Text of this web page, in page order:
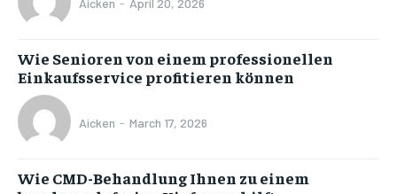
Aicken - April 20, 2026
Wie Senioren von einem professionellen
Einkaufsservice profitieren können
Aicken - March 17, 2026
Wie CMD-Behandlung Ihnen zu einem